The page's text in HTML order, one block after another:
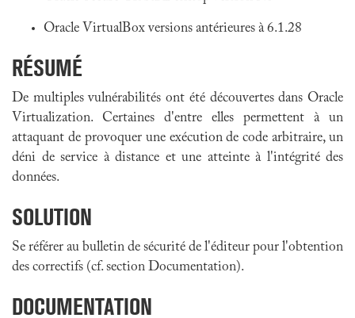
Oracle VirtualBox versions antérieures à 6.1.28
RÉSUMÉ
De multiples vulnérabilités ont été découvertes dans Oracle
Virtualization. Certaines d'entre elles permettent à un
attaquant de provoquer une exécution de code arbitraire, un
déni de service à distance et une atteinte à l'intégrité des
données.
SOLUTION
Se référer au bulletin de sécurité de l'éditeur pour l'obtention
des correctifs (cf. section Documentation).
DOCUMENTATION